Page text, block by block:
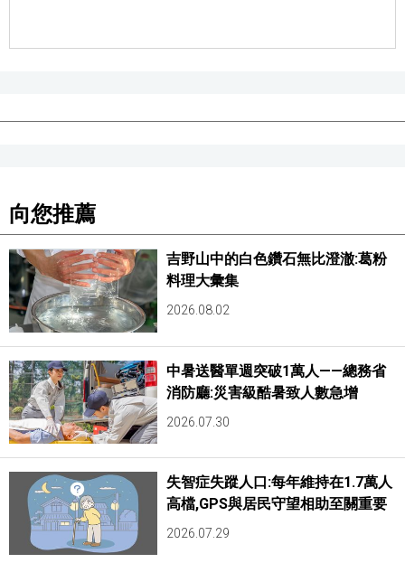
向您推薦
吉野山中的白色鑽石無比澄澈:葛粉
料理大彙集
2026.08.02
中暑送醫單週突破1萬人——總務省
消防廳:災害級酷暑致人數急增
2026.07.30
失智症失蹤人口:每年維持在1.7萬人
高檔,GPS與居民守望相助至關重要
2026.07.29